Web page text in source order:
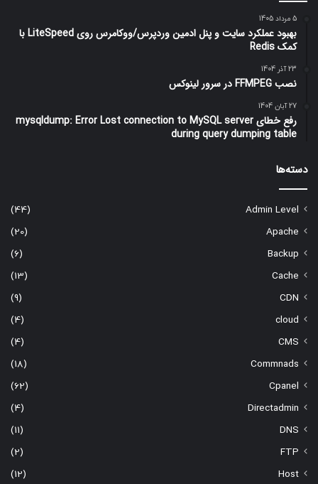
5 مرداد 1405
بهبود عملکرد سایت و پنل ادمین وردپرس/ووکامرس روی LiteSpeed با
کمک Redis
23 آذر 1404
نصب FFMPEG در سرور لینوکس
27 آبان 1404
رفع خطای mysqldump: Error Lost connection to MySQL server
during query dumping table
دسته‌ها
Admin Level
(44)
Apache
(20)
Backup
(6)
Cache
(13)
CDN
(9)
cloud
(4)
CMS
(4)
Commnads
(18)
Cpanel
(62)
Directadmin
(4)
DNS
(11)
FTP
(2)
Host
(12)